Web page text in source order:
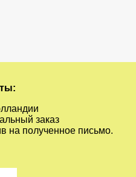
заказ
на полученное письмо.